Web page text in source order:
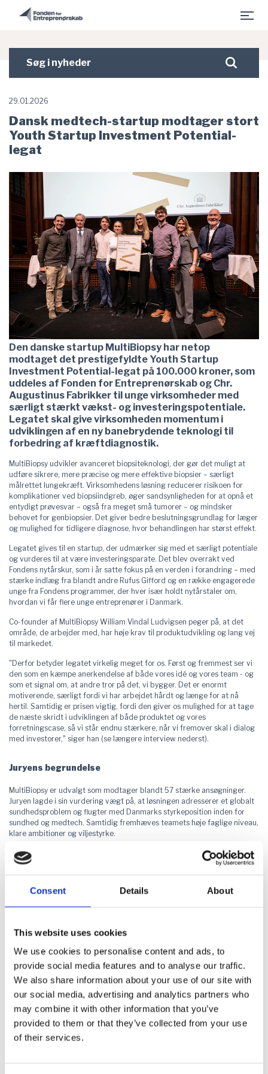
Consent Details About
This website uses cookies
We use cookies to personalise content and ads, to
provide social media features and to analyse our traffic.
We also share information about your use of our site with
our social media, advertising and analytics partners who
may combine it with other information that you’ve
provided to them or that they’ve collected from your use
of their services.
Gå til hovedindhold
nyheder
Søg
29.01.2026
Dansk medtech-startup modtager stort
Youth Startup Investment Potential-
legat
Den danske startup MultiBiopsy har netop
modtaget det prestigefyldte Youth Startup
Investment Potential-legat på 100.000 kroner, som
uddeles af Fonden for Entreprenørskab og Chr.
Augustinus Fabrikker til unge virksomheder med
særligt stærkt vækst- og investeringspotentiale.
Legatet skal give virksomheden momentum i
udviklingen af en ny banebrydende teknologi til
forbedring af kræftdiagnostik.
MultiBiopsy udvikler avanceret biopsiteknologi, der gør det muligt at
udføre sikrere, mere præcise og mere effektive biopsier – særligt
målrettet lungekræft. Virksomhedens løsning reducerer risikoen for
komplikationer ved biopsiindgreb, øger sandsynligheden for at opnå et
entydigt prøvesvar – også fra meget små tumorer – og mindsker
behovet for genbiopsier. Det giver bedre beslutningsgrundlag for læger
og mulighed for tidligere diagnose, hvor behandlingen har størst effekt.
Legatet gives til en startup, der udmærker sig med et særligt potentiale
og vurderes til at være investeringsparate. Det blev overrakt ved
Fondens nytårskur, som i år satte fokus på en verden i forandring – med
stærke indlæg fra blandt andre Rufus Gifford og en række engagerede
unge fra Fondens programmer, der hver især holdt nytårstaler om,
hvordan vi får flere unge entreprenører i Danmark.
Co-founder af MultiBiopsy William Vindal Ludvigsen peger på, at det
område, de arbejder med, har høje krav til produktudvikling og lang vej
til markedet.
"Derfor betyder legatet virkelig meget for os. Først og fremmest ser vi
den som en kæmpe anerkendelse af både vores idé og vores team - og
som et signal om, at andre tror på det, vi bygger. Det er enormt
motiverende, særligt fordi vi har arbejdet hårdt og længe for at nå
hertil. Samtidig er prisen vigtig, fordi den giver os mulighed for at tage
de næste skridt i udviklingen af både produktet og vores
forretningscase, så vi står endnu stærkere, når vi fremover skal i dialog
med investorer," siger han (se længere interview nederst).
Juryens begrundelse
MultiBiopsy er udvalgt som modtager blandt 57 stærke ansøgninger.
Juryen lagde i sin vurdering vægt på, at løsningen adresserer et globalt
sundhedsproblem og flugter med Danmarks styrkeposition inden for
sundhed og medtech. Samtidig fremhæves teamets høje faglige niveau,
klare ambitioner og viljestyrke.
Juryen peger også på, at markedet for løsningen er stort og voksende –
ikke mindst med udsigt til mere udbredt og muligvis obligatorisk
en måde, der gør det muligt at integrere produktet i eksisterende
kliniske arbejdsgange og værdikæder, hvilket øger sandsynligheden for
en realistisk og skalerbar kommercialisering, når regulatorisk
Endelig vurderer juryen, at legatet kan spille en afgørende rolle for et
medtech-projekt med lang vej til markedet ved at skabe momentum og
tiltrække yderligere investeringer, som er helt afgørende for succes.
Støtte fra Chr. Augustinus Fabrikker
Youth Startup Investment Potential-legatet er sponsoreret af det
fondsejede investeringsselskab Chr. Augustinus Fabrikker, som støtter
det unge innovative vækstlag, der har evnen til at omsætte ideer til
løsninger, der skaber værdi og kan lede til nye danske